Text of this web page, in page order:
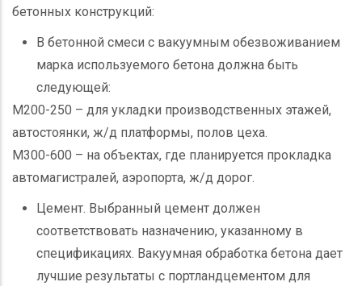
бетонных конструкций:
В бетонной смеси с вакуумным обезвоживанием
марка используемого бетона должна быть
следующей:
M200-250 – для укладки производственных этажей,
автостоянки, ж/д платформы, полов цеха.
М300-600 – на объектах, где планируется прокладка
автомагистралей, аэропорта, ж/д дорог.
Цемент. Выбранный цемент должен
соответствовать назначению, указанному в
спецификациях. Вакуумная обработка бетона дает
лучшие результаты с портландцементом для